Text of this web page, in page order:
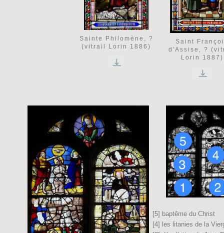
Sainte Philomène, ?
(vitrail Lorin 1886)
Saint
d'Assise, ?
Lorin 1887)
[5] baptême du Christ
[4] les litanies de la